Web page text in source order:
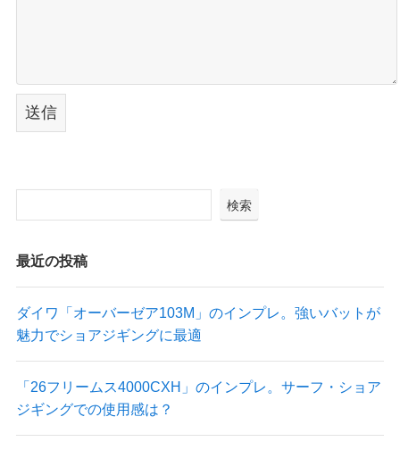
検索
最近の投稿
ダイワ「オーバーゼア103M」のインプレ。強いバットが
魅力でショアジギングに最適
「26フリームス4000CXH」のインプレ。サーフ・ショア
ジギングでの使用感は？